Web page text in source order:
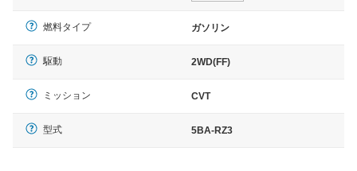
燃料タイプ ガソリン
駆動 2WD(FF)
ミッション CVT
型式 5BA-RZ3